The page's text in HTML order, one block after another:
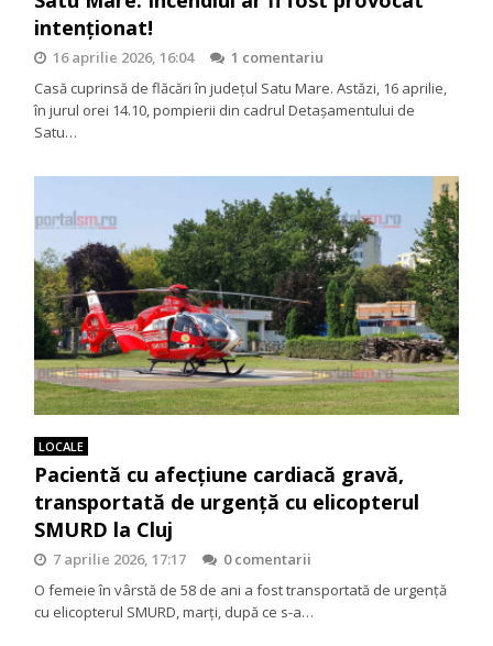
intenționat!
16 aprilie 2026, 16:04
1 comentariu
Casă cuprinsă de flăcări în județul Satu Mare. Astăzi, 16 aprilie,
în jurul orei 14.10, pompierii din cadrul Detașamentului de
Satu…
LOCALE
Pacientă cu afecțiune cardiacă gravă,
transportată de urgență cu elicopterul
SMURD la Cluj
7 aprilie 2026, 17:17
0 comentarii
O femeie în vârstă de 58 de ani a fost transportată de urgență
cu elicopterul SMURD, marți, după ce s-a…